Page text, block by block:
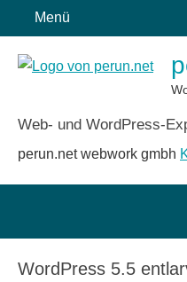
Inhalt
springen
Menü
Web- und WordPress-
perun.net webwork gmbh
WordPress 5.5